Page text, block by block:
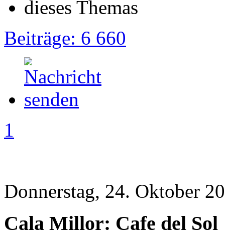
Beiträge: 6 660
1
Donnerstag, 24. Oktober
Cala Millor: Cafe del Sol